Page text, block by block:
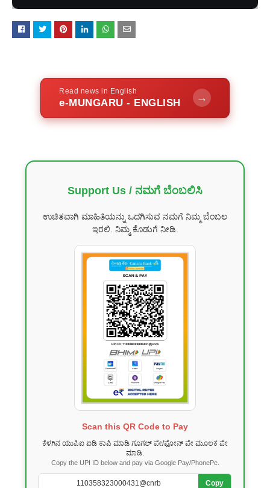
Read news in English
e-MUNGARU - ENGLISH →
Support Us / ನಮಗೆ ಬೆಂಬಲಿಸಿ
ಉಚಿತವಾಗಿ ಮಾಹಿತಿಯನ್ನು ಒದಗಿಸುವ ನಮಗೆ ನಿಮ್ಮ ಬೆಂಬಲ
ಇರಲಿ. ನಿಮ್ಮ ಕೊಡುಗೆ ನೀಡಿ.
Scan this QR Code to Pay
ಕೆಳಗಿನ ಯುಪಿಐ ಐಡಿ ಕಾಪಿ ಮಾಡಿ ಗೂಗಲ್ ಪೇ/ಫೋನ್ ಪೇ ಮೂಲಕ ಪೇ
ಮಾಡಿ.
Copy the UPI ID below and pay via Google Pay/PhonePe.
Copy